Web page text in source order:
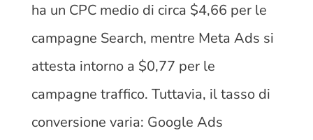
ha un CPC medio di circa $4,66 per le
campagne Search, mentre Meta Ads si
attesta intorno a $0,77 per le
campagne traffico. Tuttavia, il tasso di
conversione varia: Google Ads